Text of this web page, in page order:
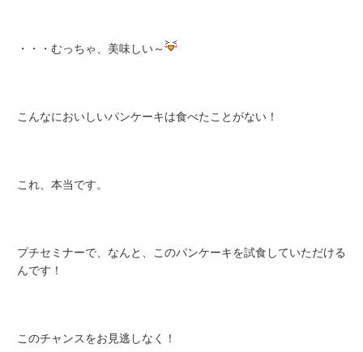
・・・むっちゃ、美味しい～
こんなにおいしいパンケーキは食べたことがない！
これ、本当です。
プチセミナーで、なんと、このパンケーキを試食していただける
んです！
このチャンスをお見逃しなく！